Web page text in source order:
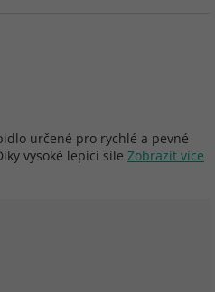
určené pro rychlé a pevné
vysoké lepicí síle Zobrazit více